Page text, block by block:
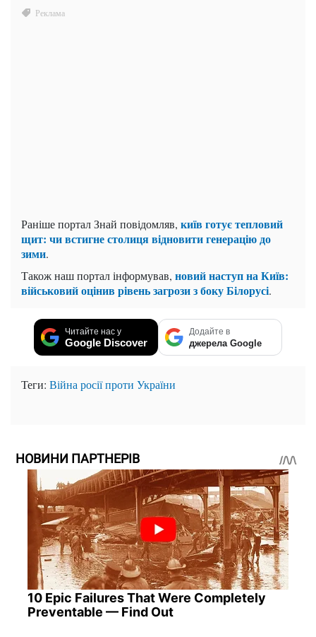
Раніше портал Знай повідомляв, київ готує тепловий
щит: чи встигне столиця відновити генерацію до
зими.
Також наш портал інформував, новий наступ на Київ:
військовий оцінив рівень загрози з боку Білорусі.
Читайте нас у
Google Discover
Додайте в
джерела Google
Теги: Війна росії проти України
НОВИНИ ПАРТНЕРІВ
10 Epic Failures That Were Completely
Preventable — Find Out